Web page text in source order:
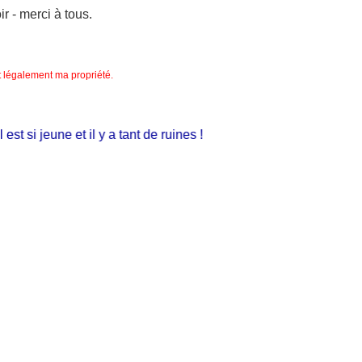
- merci à tous.
légalement ma propriété.
si jeune et il y a tant de ruines !